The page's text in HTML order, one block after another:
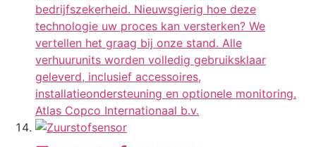
bedrijfszekerheid. Nieuwsgierig hoe deze
technologie uw proces kan versterken? We
vertellen het graag bij onze stand. Alle
verhuurunits worden volledig gebruiksklaar
geleverd, inclusief accessoires,
installatieondersteuning en optionele monitoring.
Atlas Copco Internationaal b.v.